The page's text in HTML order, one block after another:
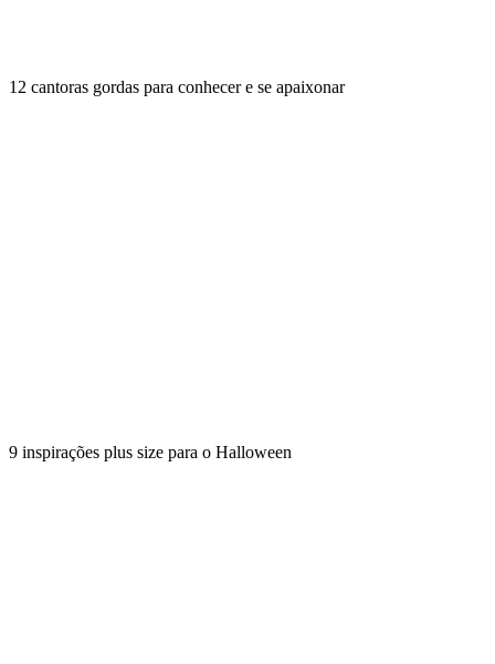
12 cantoras gordas para conhecer e se apaixonar
9 inspirações plus size para o Halloween